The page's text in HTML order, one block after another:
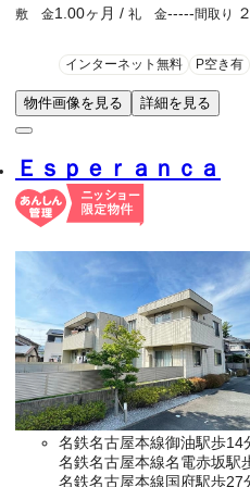
敷 金1.00ヶ月 / 礼 金-----間取り
インターネット無料 P空き有
物件画像を見る 詳細を見る
Ｅｓｐｅｒａｎｃａ
名鉄名古屋本線御油駅歩14
名鉄名古屋本線名電赤坂駅
名鉄名古屋本線国府駅歩27